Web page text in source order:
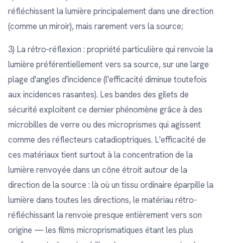
réfléchissent la lumière principalement dans une direction
(comme un miroir), mais rarement vers la source;
3) La rétro-réflexion : propriété particulière qui renvoie la
lumière préférentiellement vers sa source, sur une large
plage d'angles d'incidence (l'efficacité diminue toutefois
aux incidences rasantes). Les bandes des gilets de
sécurité exploitent ce dernier phénomène grâce à des
microbilles de verre ou des microprismes qui agissent
comme des réflecteurs catadioptriques. L'efficacité de
ces matériaux tient surtout à la concentration de la
lumière renvoyée dans un cône étroit autour de la
direction de la source : là où un tissu ordinaire éparpille la
lumière dans toutes les directions, le matériau rétro-
réfléchissant la renvoie presque entièrement vers son
origine — les films microprismatiques étant les plus